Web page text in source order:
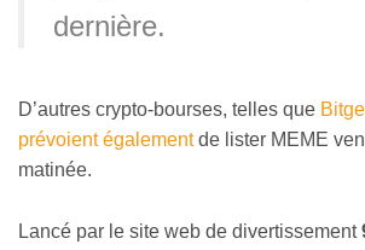
dernière.
D’autres crypto-bourses, telles que
prévoient égalementde lister MEME
matinée.
Lancé par le site web de divertissement